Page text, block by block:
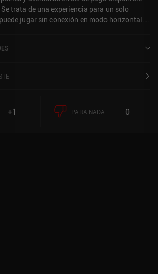
trata de una experiencia para un solo
jugar sin conexión en modo horizontal.
+1 PARA NADA 0